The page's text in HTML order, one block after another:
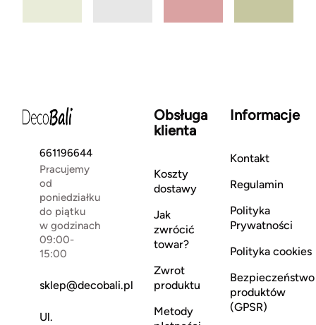
661196644
Pracujemy
od
poniedziałku
do piątku
w godzinach
09:00-
15:00
sklep@decobali.pl
Ul.
Obsługa
klienta
Koszty
dostawy
Jak
zwrócić
towar?
Zwrot
produktu
Metody
Informacje
Kontakt
Regulamin
Polityka
Prywatności
Polityka cookies
Bezpieczeństwo
produktów
(GPSR)